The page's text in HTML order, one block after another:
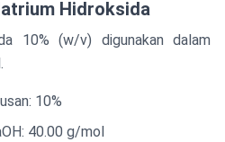
Hidroksida
10% (w/v) digunakan dalam
10%
40.00 g/mol